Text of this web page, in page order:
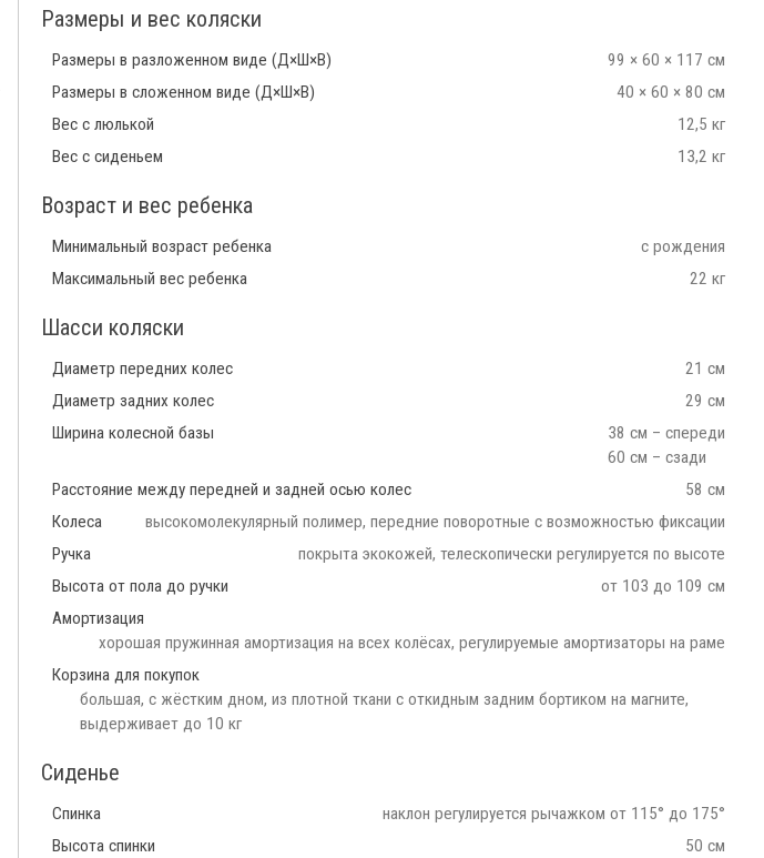
Размеры и вес коляски
Размеры в разложенном виде (Д×Ш×В)
99 × 60 × 117 см
Размеры в сложенном виде (Д×Ш×В)
40 × 60 × 80 см
Вес с люлькой
12,5 кг
Вес с сиденьем
13,2 кг
Возраст и вес ребенка
Минимальный возраст ребенка
с рождения
Максимальный вес ребенка
22 кг
Шасси коляски
Диаметр передних колес
21 см
Диаметр задних колес
29 см
Ширина колесной базы
38 см – спереди
60 см – сзади
Расстояние между передней и задней осью колес
58 см
Колеса
высокомолекулярный полимер, передние поворотные с возможностью фиксации
Ручка
покрыта экокожей, телескопически регулируется по высоте
Высота от пола до ручки
от 103 до 109 см
Амортизация
хорошая пружинная амортизация на всех колёсах, регулируемые амортизаторы на раме
Корзина для покупок
большая, с жёстким дном, из плотной ткани с откидным задним бортиком на магните,
выдерживает до 10 кг
Сиденье
Спинка
наклон регулируется рычажком от 115° до 175°
Высота спинки
50 см